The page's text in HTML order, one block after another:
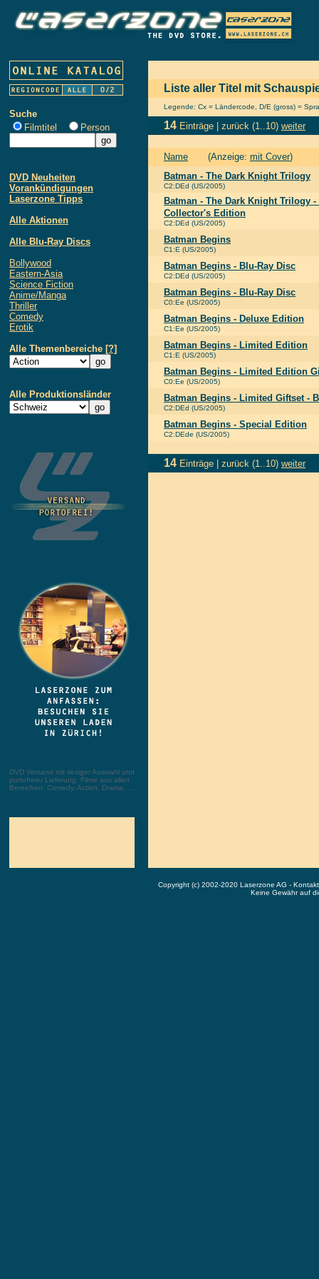
Suche
Filmtitel
Person
DVD Neuheiten
Vorankündigungen
Laserzone Tipps
Alle Aktionen
Alle Blu-Ray Discs
Bollywood
Eastern-Asia
Science Fiction
Anime/Manga
Thriller
Comedy
Erotik
Alle Themenbereiche [?]
Alle Produktionsländer
DVD Versand mit riesiger Auswahl und
portofreier Lieferung. Filme aus allen
Bereichen: Comedy, Action, Drama, ...
Liste aller Titel mit
Legende: Cx = Ländercode, D/E (gross) =
14 Einträge | zurück (1..10) weiter
Name (Anzeige: mit Cover)
Batman - The Dark Knight Trilogy
C2:DEd (US/2005)
Batman - The Dark Knight Trilogy
Collector's Edition
C2:DEd (US/2005)
Batman Begins
C1:E (US/2005)
Batman Begins - Blu-Ray Disc
C2:DEd (US/2005)
Batman Begins - Blu-Ray Disc
C0:Ee (US/2005)
Batman Begins - Deluxe Edition
C1:Ee (US/2005)
Batman Begins - Limited Edition
C1:E (US/2005)
Batman Begins - Limited Edition
C0:Ee (US/2005)
Batman Begins - Limited Giftset -
C2:DEd (US/2005)
Batman Begins - Special Edition
C2:DEde (US/2005)
14 Einträge | zurück (1..10) weiter
Copyright (c) 2002-2020 Laserzone AG -
Keine Gewähr auf